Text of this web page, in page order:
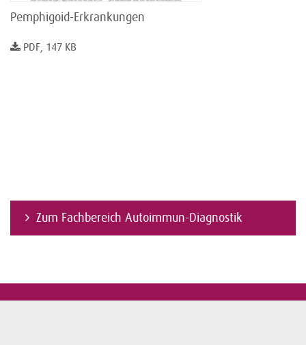
Pemphigoid-Erkrankungen
PDF, 147 KB
Zum Fachbereich Autoimmun-Diagnostik